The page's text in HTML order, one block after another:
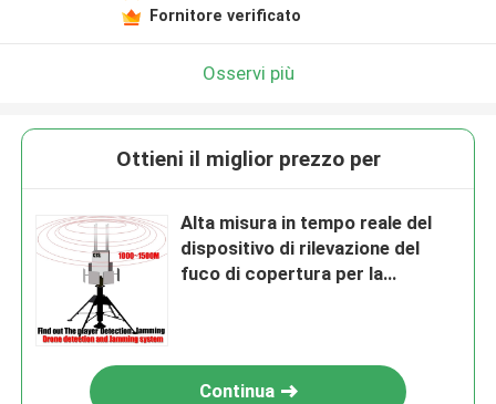
Fornitore verificato
Osservi più
Ottieni il miglior prezzo per
Alta misura in tempo reale del
dispositivo di rilevazione del
fuco di copertura per la
Continua